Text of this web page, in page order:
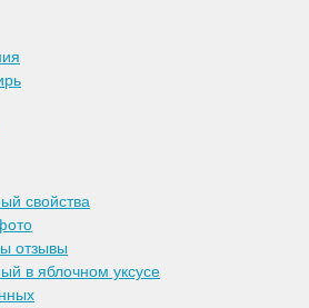
свойства
отзывы
в яблочном уксусе